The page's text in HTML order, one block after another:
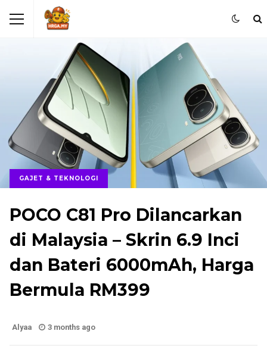
GAJET & TEKNOLOGI
POCO C81 Pro Dilancarkan
di Malaysia – Skrin 6.9 Inci
dan Bateri 6000mAh, Harga
Bermula RM399
Alyaa 3 months ago